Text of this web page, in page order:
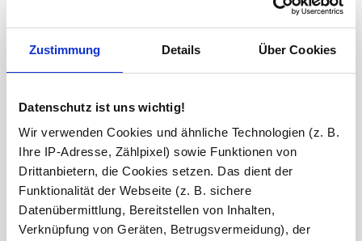
Zustimmung Details Über Cookies
Datenschutz ist uns wichtig!
Wir verwenden Cookies und ähnliche Technologien (z. B.
Ihre IP-Adresse, Zählpixel) sowie Funktionen von
Drittanbietern, die Cookies setzen. Das dient der
Funktionalität der Webseite (z. B. sichere
Datenübermittlung, Bereitstellen von Inhalten,
Verknüpfung von Geräten, Betrugsvermeidung), der
ab76,69 €
Versandkostenfrei (DE)
ab108,82 €